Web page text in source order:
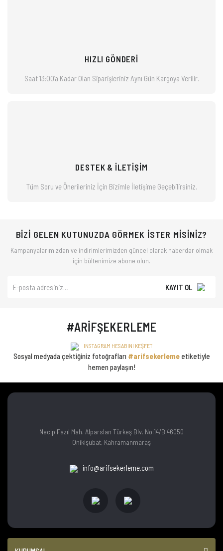
HIZLI GÖNDERİ
Saat 13:00’a Kadar Olan Siparişleriniz Aynı Gün Kargoya Verilir.
DESTEK & İLETİŞİM
Tüm Soru ve Önerileriniz İçin Bizimleİletişime Geçebilirsiniz.
BİZİ GELEN KUTUNUZDA GÖRMEK İSTER MİSİNİZ?
Kampanyalarımızdan ve indirimlerimizden güncel olarak haberdar olmak
için bültenimize abone olun.
KAYIT OL
#ARİFŞEKERLEME
INSTAGRAM HESABINI KEŞFET
Sosyal medyada çektiğiniz fotoğrafları #arifsekerlemeetiketiyle
hemen paylaşın!
Necip Fazıl Mah. Alparslan Türkeş Blv. No:14/B 46050
Onikişubat, Kahramanmaraş
info@arifsekerleme.com